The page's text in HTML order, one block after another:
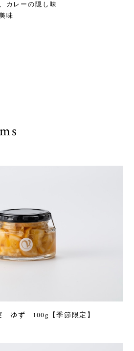
カレーの隠し味
味
ゆず 100g【季節限定】